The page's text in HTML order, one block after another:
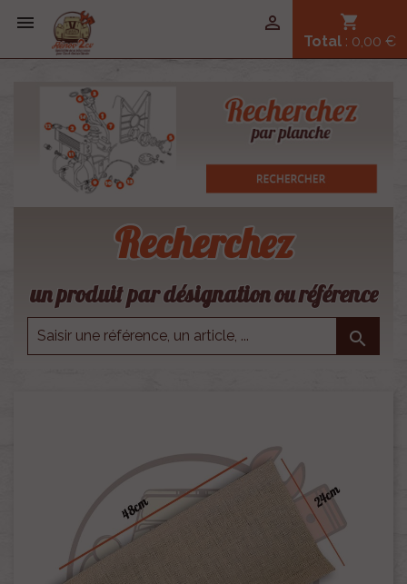
 shopping_cart
Total : 0,00 €

Recherchez
un produit par désignation ou référence
